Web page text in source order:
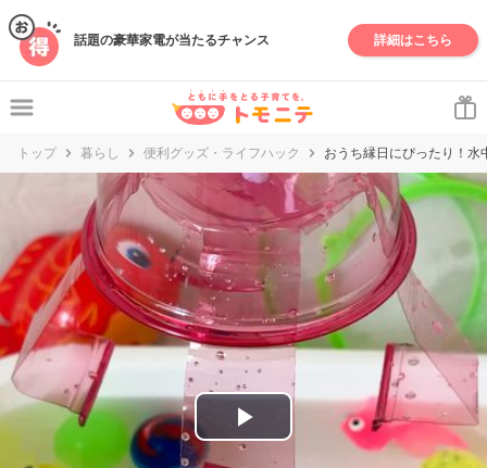
話題の豪華家電が当たるチャンス 詳細はこちら
トップ 暮らし 便利グッズ・ライフハック おうち縁日にぴったり！水
P